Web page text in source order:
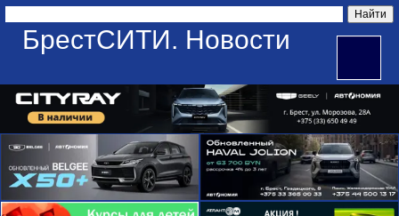
БрестСИТИ. Новости